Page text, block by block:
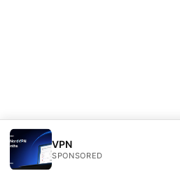
VPN
SPONSORED